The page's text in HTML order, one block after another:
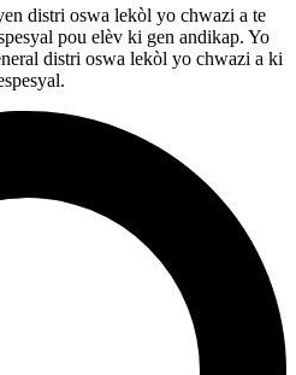
distri oswa lekòl yo chwazi a te
pou elèv ki gen andikap. Yo
distri oswa lekòl yo chwazi a ki